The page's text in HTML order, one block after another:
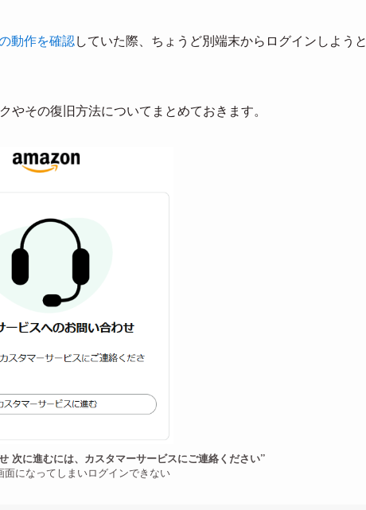
動作を確認していた際、ちょうど別端末からログインしようと
その復旧方法についてまとめておきます。
次に進むには、カスタマーサービスにご連絡ください”
面になってしまいログインできない